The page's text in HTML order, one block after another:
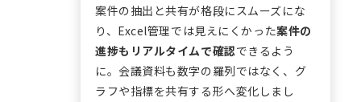
案件の抽出と共有が格段にスムーズにな
り、Excel管理では見えにくかった案件の
進捗もリアルタイムで確認できるよう
に。会議資料も数字の羅列ではなく、グ
ラフや指標を共有する形へ変化しまし